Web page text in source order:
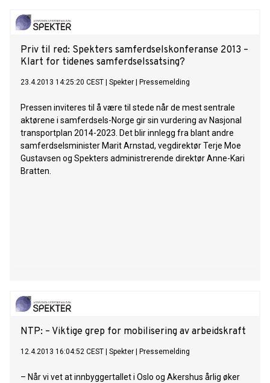
Priv til red: Spekters samferdselskonferanse 2013 –
Klart for tidenes samferdselssatsing?
23.4.2013 14:25:20 CEST Spekter Pressemelding
Pressen inviteres til å være til stede når de mest sentrale
aktørene i samferdsels-Norge gir sin vurdering av Nasjonal
transportplan 2014-2023. Det blir innlegg fra blant andre
samferdselsminister Marit Arnstad, vegdirektør Terje Moe
Gustavsen og Spekters administrerende direktør Anne-Kari
Bratten.
NTP: – Viktige grep for mobilisering av arbeidskraft
12.4.2013 16:04:52 CEST Spekter Pressemelding
– Når vi vet at innbyggertallet i Oslo og Akershus årlig øker